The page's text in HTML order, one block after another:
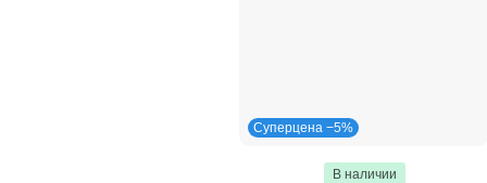
Суперцена −5%
В наличии